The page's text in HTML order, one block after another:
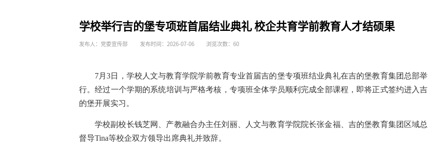
学校举行吉的堡专项班首届结业典礼 校企共育学前教育人才结硕果
发布人：党委宣传部 发布时间：2026-07-06 浏览次数： 60
7月3日，学校人文与教育学院学前教育专业首届吉的堡专项班结业典礼在吉的堡教育集团总部举
行。经过一个学期的系统培训与严格考核，专项班全体学员顺利完成全部课程，即将正式签约进入吉
的堡开展实习。
学校副校长钱芝网、产教融合办主任刘丽、人文与教育学院院长张金福、吉的堡教育集团区域总
督导Tina等校企双方领导出席典礼并致辞。